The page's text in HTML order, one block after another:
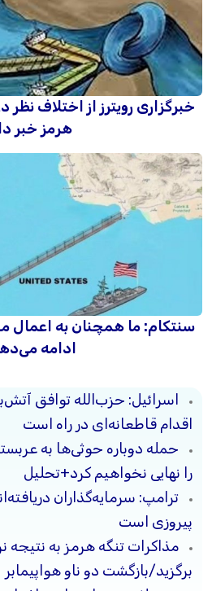
خبرگزاری رویترز از اختلاف نظر
هرمز خبر
سنتکام: ما همچنان به اعمال
ادامه
اسرائیل: حزب‌الله توافق
اقدام قاطعانه‌ای در راه است
حمله دوباره حوثی‌ها به
را نهایی نخواهیم کرد+تحلیل
ترامپ: سرمایه‌گذاران
پیروزی است
مذاکرات تنگه هرمز به نتیجه
برگزید/بازگشت دو ناو هواپیمابر